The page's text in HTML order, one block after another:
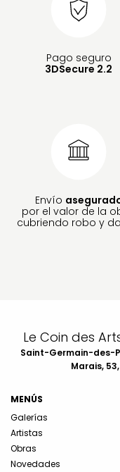
Pago seguro
3DSecure 2.2
Envío
por el valor de la
cubriendo robo y
Le Coin des
Saint-Germain-des-
Marais,
MENÚS
Galerías
Artistas
Obras
Novedades